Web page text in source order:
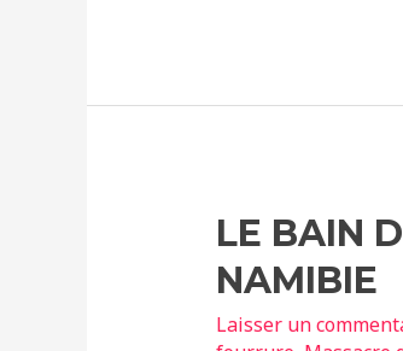
les
LE BAIN
NAMIBIE
Laisser un